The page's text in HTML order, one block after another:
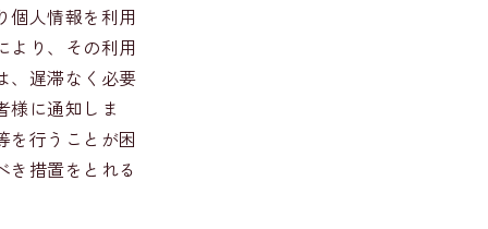
個人情報を利用
より、その利用
、遅滞なく必要
様に通知しま
を行うことが困
き措置をとれる